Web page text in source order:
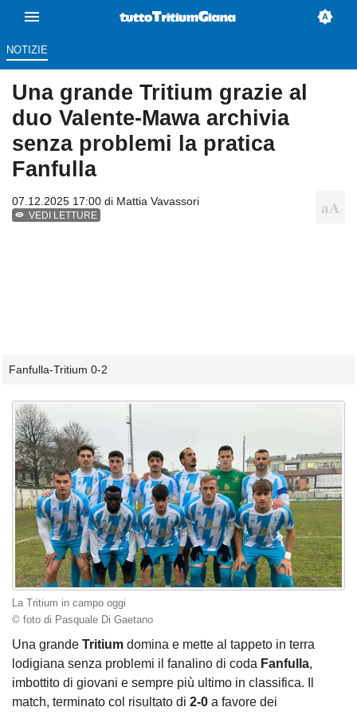
NOTIZIE
Una grande Tritium grazie al
duo Valente-Mawa archivia
senza problemi la pratica
Fanfulla
07.12.2025 17:00 di Mattia Vavassori
VEDI LETTURE
Fanfulla-Tritium 0-2
La Tritium in campo oggi
© foto di Pasquale Di Gaetano
Una grande Tritium domina e mette al tappeto in terra
lodigiana senza problemi il fanalino di coda Fanfulla,
imbottito di giovani e sempre più ultimo in classifica. Il
match, terminato col risultato di 2-0 a favore dei